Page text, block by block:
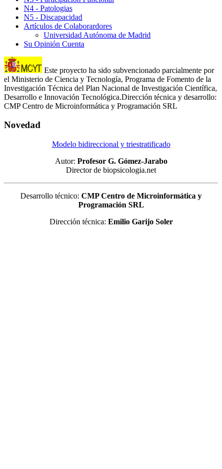
N4 - Patologias
N5 - Discapacidad
Artículos de Colaborardores
Universidad Autónoma de Madrid
Su Opinión Cuenta
Este proyecto ha sido subvencionado parcialmente por
el Ministerio de Ciencia y Tecnología, Programa de Fomento de la
Investigación Técnica del Plan Nacional de Investigación Científica,
Desarrollo e Innovación Tecnológica.Dirección técnica y desarrollo:
CMP Centro de Microinformática y Programación SRL
Novedad
Modelo bidireccional y triestratificado
Autor: Profesor G. Gómez-Jarabo
Director de biopsicologia.net
Desarrollo técnico: CMP Centro de Microinformática y
Programación SRL
Dirección técnica: Emilio Garijo Soler